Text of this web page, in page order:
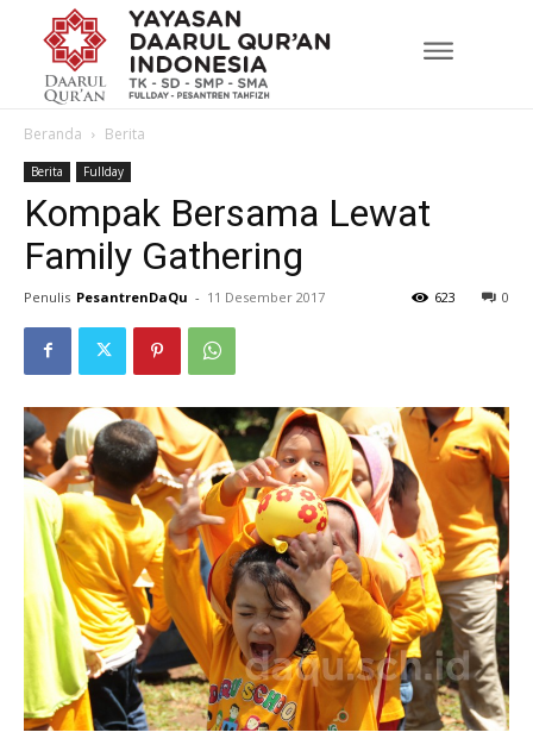
Beranda Berita
Berita Fullday
Kompak Bersama Lewat
Family Gathering
Penulis PesantrenDaQu - 11 Desember 2017 0
623